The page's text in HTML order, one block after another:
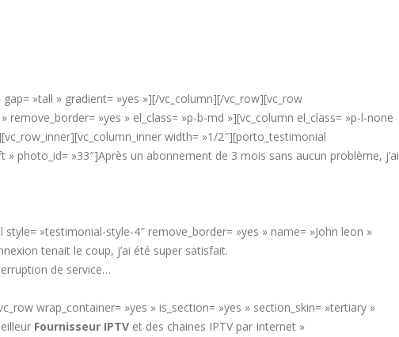
»tall » gradient= »yes »][/vc_column][/vc_row][vc_row
»yes » el_class= »p-b-md »][vc_column el_class= »p-l-none
width= »1/2″][porto_testimonial
photo_id= »33″]Après un abonnement de 3 mois sans aucun problème, j’ai
»testimonial-style-4″ remove_border= »yes » name= »John leon »
tenait le coup, j’ai été super satisfait.
de service…
wrap_container= »yes » is_section= »yes » section_skin= »tertiary »
Fournisseur IPTV et des chaines IPTV par Internet »